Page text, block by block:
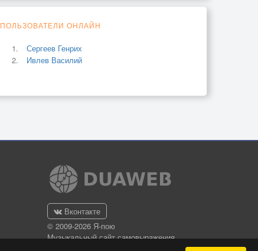
ПОЛЬЗОВАТЕЛИ ОНЛАЙН
Сергеев Генрих
Ивлев Василий
Вконтакте
© 2009-2026 Я-пою
Музыкальный сайт самовыражения